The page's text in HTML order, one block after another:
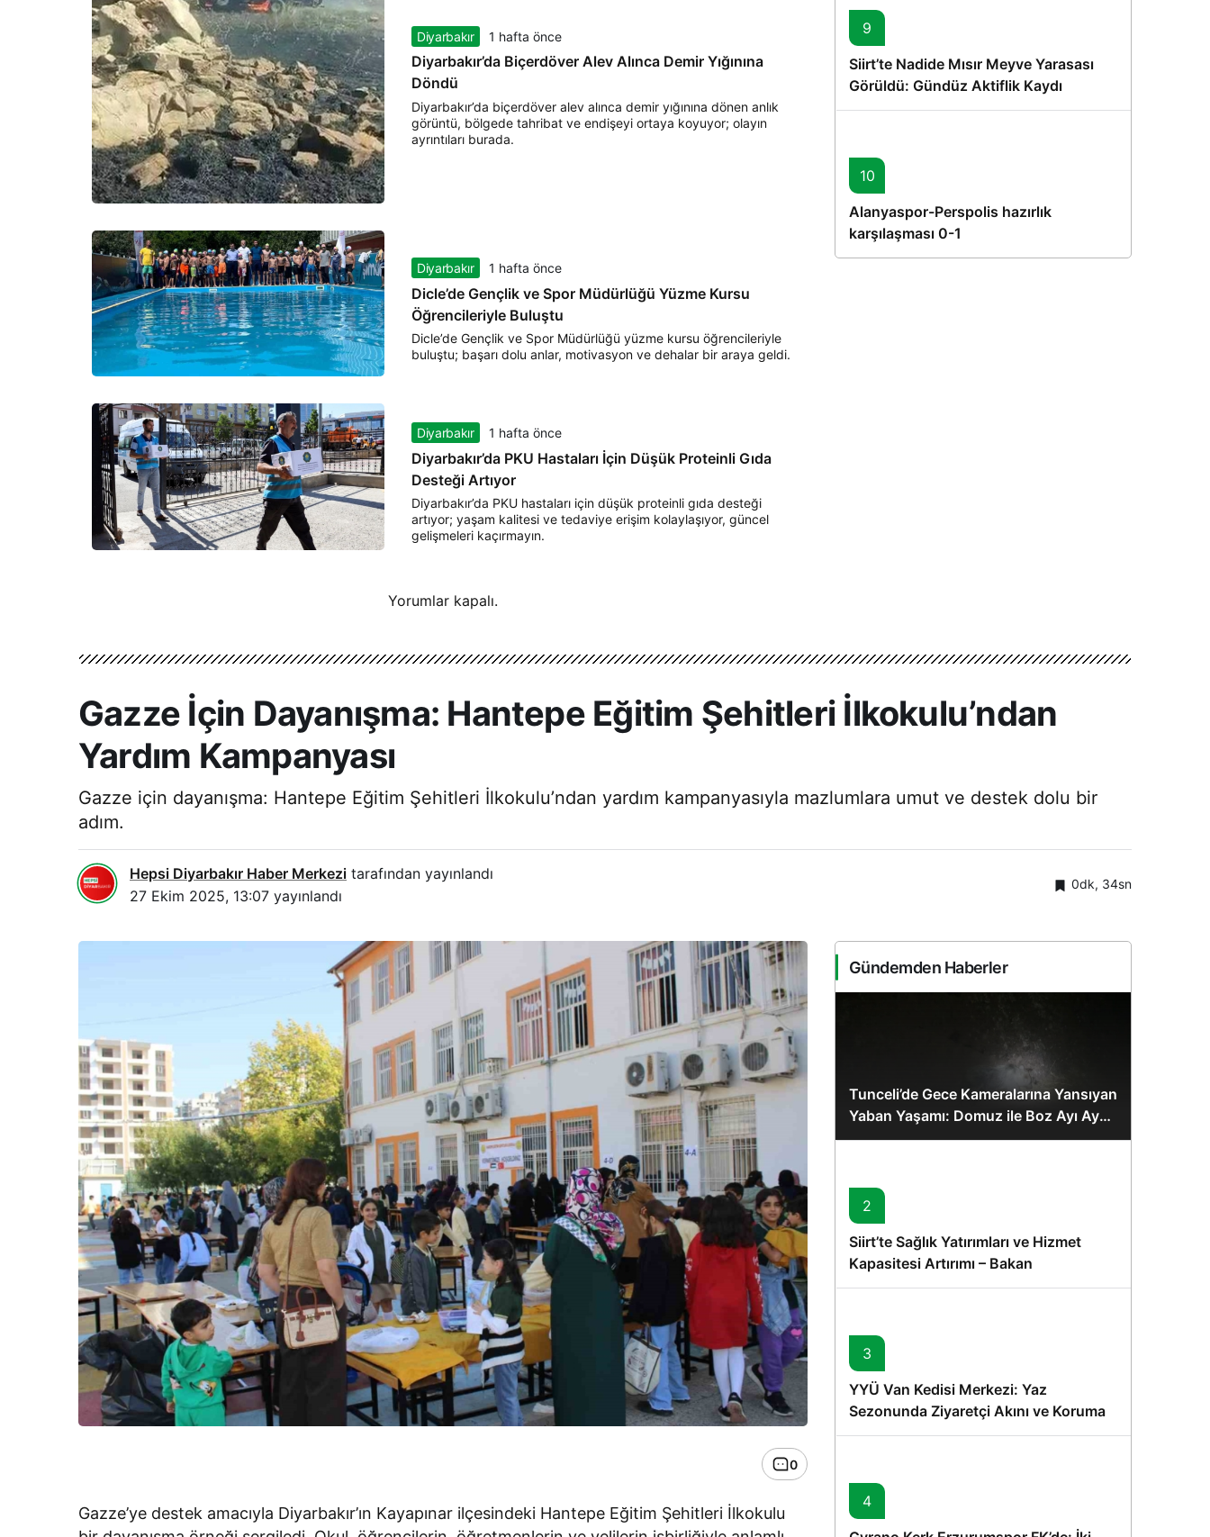
Diyarbakır 1 hafta önce
Diyarbakır’da Biçerdöver Alev Alınca Demir Yığınına
Döndü
Diyarbakır’da biçerdöver alev alınca demir yığınına dönen anlık
görüntü, bölgede tahribat ve endişeyi ortaya koyuyor; olayın
ayrıntıları burada.
Diyarbakır 1 hafta önce
Dicle’de Gençlik ve Spor Müdürlüğü Yüzme Kursu
Öğrencileriyle Buluştu
Dicle’de Gençlik ve Spor Müdürlüğü yüzme kursu öğrencileriyle
buluştu; başarı dolu anlar, motivasyon ve dehalar bir araya geldi.
Diyarbakır 1 hafta önce
Diyarbakır’da PKU Hastaları İçin Düşük Proteinli Gıda
Desteği Artıyor
Diyarbakır’da PKU hastaları için düşük proteinli gıda desteği
artıyor; yaşam kalitesi ve tedaviye erişim kolaylaşıyor, güncel
gelişmeleri kaçırmayın.
Yorumlar kapalı.
9
Siirt’te Nadide Mısır Meyve Yarasası
Görüldü: Gündüz Aktiflik Kaydı
10
Alanyaspor-Perspolis hazırlık
karşılaşması 0-1
Gazze İçin Dayanışma: Hantepe Eğitim Şehitleri İlkokulu’ndan
Yardım Kampanyası
Gazze için dayanışma: Hantepe Eğitim Şehitleri İlkokulu’ndan yardım kampanyasıyla mazlumlara umut ve destek dolu bir
adım.
Hepsi Diyarbakır Haber Merkezi tarafından yayınlandı
27 Ekim 2025, 13:07 yayınlandı
0dk, 34sn
0
Gazze’ye destek amacıyla Diyarbakır’ın Kayapınar ilçesindeki Hantepe Eğitim Şehitleri İlkokulu
Gündemden Haberler
Tunceli’de Gece Kameralarına Yansıyan
Yaban Yaşamı: Domuz ile Boz Ayı Aynı
Karede
2
Siirt’te Sağlık Yatırımları ve Hizmet
Kapasitesi Artırımı – Bakan
Memişoğlu’nun Ziyareti
3
YYÜ Van Kedisi Merkezi: Yaz
Sezonunda Ziyaretçi Akını ve Koruma
Vurgusu
4